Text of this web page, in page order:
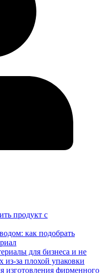
продукт с
как подобрать
для бизнеса и не
из-за плохой упаковки
изготовления фирменного